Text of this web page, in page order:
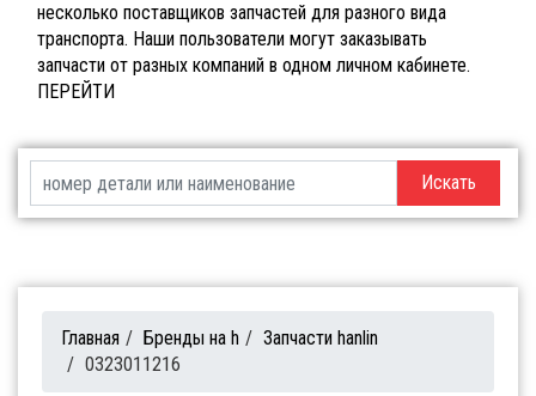
несколько поставщиков запчастей для разного вида
транспорта. Наши пользователи могут заказывать
запчасти от разных компаний в одном личном кабинете.
ПЕРЕЙТИ
Искать
Главная / Бренды на h / Запчасти hanlin
/ 0323011216